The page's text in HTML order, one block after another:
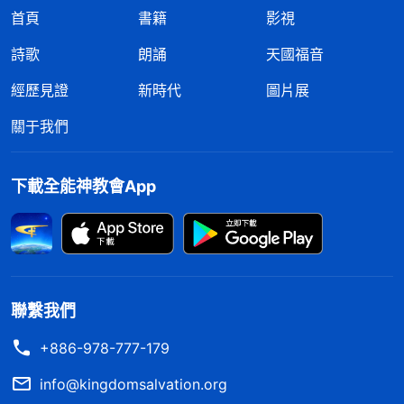
首頁 書籍
影視
詩歌
朗誦
天國福音
經歷見證
新時代
圖片展
關于我們
下載全能神教會App
聯繫我們
+886-978-777-179
info@kingdomsalvation.org